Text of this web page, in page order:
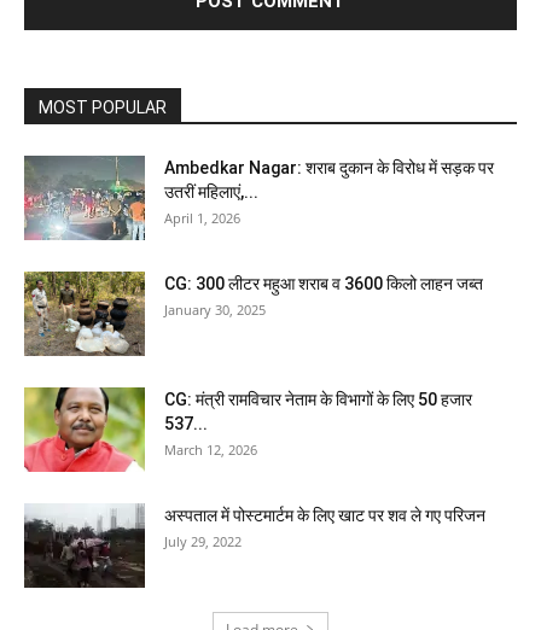
MOST POPULAR
Ambedkar Nagar: शराब दुकान के विरोध में सड़क पर
उतरीं महिलाएं,...
April 1, 2026
CG: 300 लीटर महुआ शराब व 3600 किलो लाहन जब्त
January 30, 2025
CG: मंत्री रामविचार नेताम के विभागों के लिए 50 हजार
537...
March 12, 2026
अस्पताल में पोस्टमार्टम के लिए खाट पर शव ले गए परिजन
July 29, 2022